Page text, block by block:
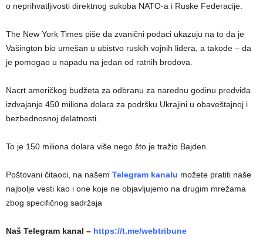
o neprihvatljivosti direktnog sukoba NATO-a i Ruske Federacije.
The New York Times piše da zvanični podaci ukazuju na to da je
Vašington bio umešan u ubistvo ruskih vojnih lidera, a takođe – da
je pomogao u napadu na jedan od ratnih brodova.
Nacrt američkog budžeta za odbranu za narednu godinu predviđa
izdvajanje 450 miliona dolara za podršku Ukrajini u obaveštajnoj i
bezbednosnoj delatnosti.
To je 150 miliona dolara više nego što je tražio Bajden.
Poštovani čitaoci, na našem Telegram kanalu možete pratiti naše
najbolje vesti kao i one koje ne objavljujemo na drugim mrežama
zbog specifičnog sadržaja
Naš Telegram kanal – https://t.me/webtribune